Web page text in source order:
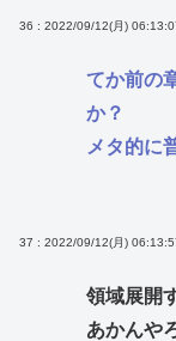
36 : 2022/09/12(月)
てか前の
か？
メタ的に
37 : 2022/09/12(月)
領域展開
あかんや